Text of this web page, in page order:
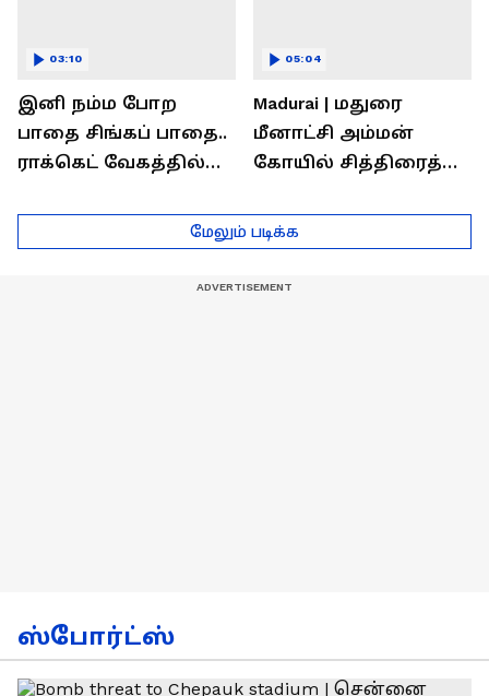
இனி நம்ம போற
பாதை சிங்கப் பாதை..
ராக்கெட் வேகத்தில்
திருச்சியில்
மு.க.ஸ்டாலின் உறுதி!
03:10
Madurai | மதுரை
மீனாட்சி அம்மன்
கோயில் சித்திரைத்
கோலாகலம்!
05:04
மேலும் படிக்க
ஸ்போர்ட்ஸ்